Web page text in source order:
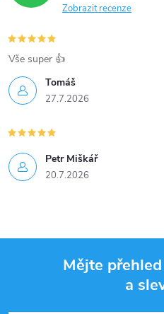
Zobrazit recenze
Tomáš
27.7.2026
Vše super 👍
Petr Miškář
20.7.2026
Mějte
a